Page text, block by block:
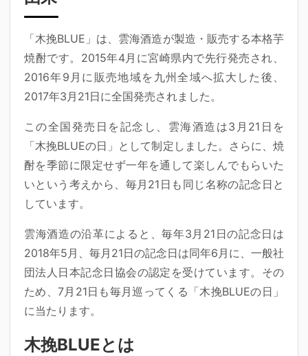
「木挽BLUE」は、雲海酒造が製造・販売する本格芋
焼酎です。2015年4月に宮崎県内で先行発売され、
2016年9月に販売地域を九州全域へ拡大した後、
2017年3月21日に全国発売されました。
この全国発売日を記念し、雲海酒造は3月21日を
「木挽BLUEの日」として制定しました。さらに、焼
酎を季節に限定せず一年を通して楽しんでもらいた
いという考えから、毎月21日も同じ名称の記念日と
しています。
雲海酒造の沿革によると、毎年3月21日の記念日は
2018年5月、毎月21日の記念日は同年6月に、一般社
団法人日本記念日協会の認定を受けています。その
ため、7月21日も毎月巡ってくる「木挽BLUEの日」
に当たります。
木挽BLUEとは